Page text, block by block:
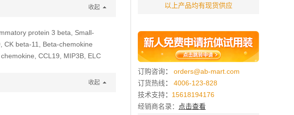
以上产品均有现货供应
订购咨询：
orders@ab-mart.com
订货热线：
4006-123-828
技术支持： 15618194176
经销商名录：
点击查看
收起
protein 3 beta, Small-
CK beta-11, Beta-chemokine
CCL19, MIP3B, ELC
收起